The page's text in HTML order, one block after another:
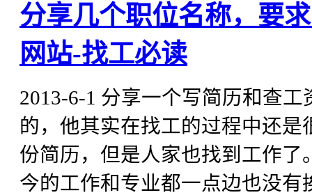
分享几个职位名称，要
网站-找工必读
2013-6-1 分享一个写简历和查
的，他其实在找工的过程中还
份简历，但是人家也找到工作
今的工作和专业都一点边也没